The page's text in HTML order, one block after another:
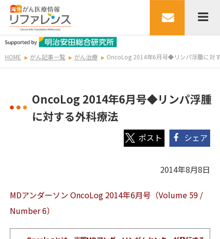
HOME がん記事一覧 がん治療 OncoLog 2014年6月号◆リンパ浮腫に対
OncoLog 2014年6月号◆リンパ浮腫
に対する外科療法
シェア
2014年8月8日
MDアンダーソン OncoLog 2014年6月号（Volume 59 /
Number 6）